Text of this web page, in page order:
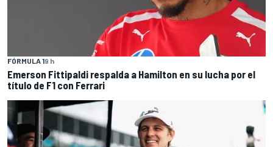
FÓRMULA 19 h
Emerson Fittipaldi respalda a Hamilton en su lucha por el
título de F1 con Ferrari